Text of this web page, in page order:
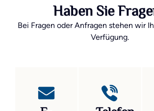
Haben Sie
Bei Fragen oder Anfragen stehen wir
Verfügung.